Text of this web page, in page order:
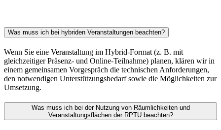
Was muss ich bei hybriden Veranstaltungen beachten?
Wenn Sie eine Veranstaltung im Hybrid-Format (z. B. mit
gleichzeitiger Präsenz- und Online-Teilnahme) planen, klären wir in
einem gemeinsamen Vorgespräch die technischen Anforderungen,
den notwendigen Unterstützungsbedarf sowie die Möglichkeiten zur
Umsetzung.
Was muss ich bei der Nutzung von Räumlichkeiten und
Veranstaltungsflächen der RPTU beachten?